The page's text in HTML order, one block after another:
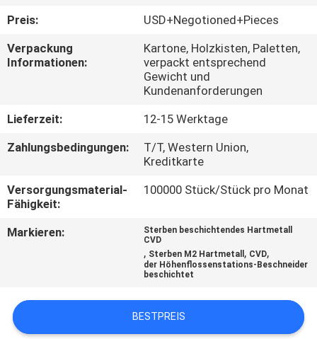
QUALITÄTSKONTROLLE
TRETEN
UNS
IN
NACHRICHTEN
Preis:
USD+Negotioned+Pieces
Verpackung
Informationen:
Kartone, Holzkisten, Paletten,
verpackt entsprechend
Gewicht und
Kundenanforderungen
Lieferzeit:
12-15 Werktage
Zahlungsbedingungen:
T/T, Western Union,
Kreditkarte
Versorgungsmaterial-
Fähigkeit:
100000 Stück/Stück pro Monat
Markieren:
Sterben beschichtendes Hartmetall
CVD
, Sterben M2 Hartmetall , CVD,
der Höhenflossenstations-Beschneider
beschichtet
BESTPREIS